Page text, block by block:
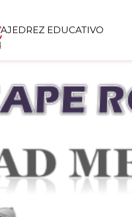
AJEDREZ EDUCATIVO